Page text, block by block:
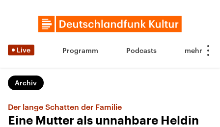
Live Programm Podcasts
Archiv
Der lange Schatten der Familie
Eine Mutter als unnahbare Heldin